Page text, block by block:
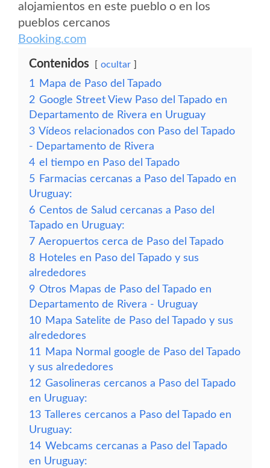
alojamientos en este pueblo o en los
pueblos cercanos
Booking.com
Contenidos ocultar
1
Mapa de Paso del Tapado
2 Google Street View Paso del Tapado en
Departamento de Rivera en Uruguay
3 Vídeos relacionados con Paso del Tapado
- Departamento de Rivera
4 el tiempo en Paso del Tapado
5 Farmacias cercanas a Paso del Tapado en
Uruguay:
6 Centos de Salud cercanas a Paso del
Tapado en Uruguay:
7 Aeropuertos cerca de Paso del Tapado
8 Hoteles en Paso del Tapado y sus
alrededores
9 Otros Mapas de Paso del Tapado en
Departamento de Rivera - Uruguay
10 Mapa Satelite de Paso del Tapado y sus
alrededores
11
Mapa Normal google de Paso del Tapado
y sus alrededores
12 Gasolineras cercanos a Paso del Tapado
en Uruguay:
13 Talleres cercanos a Paso del Tapado en
Uruguay:
14 Webcams cercanas a Paso del Tapado
en Uruguay: